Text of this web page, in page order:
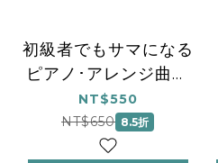
初級者でもサマになる
ピアノ･アレンジ曲集
［クラシック］
NT$550
NT$650 8.5折